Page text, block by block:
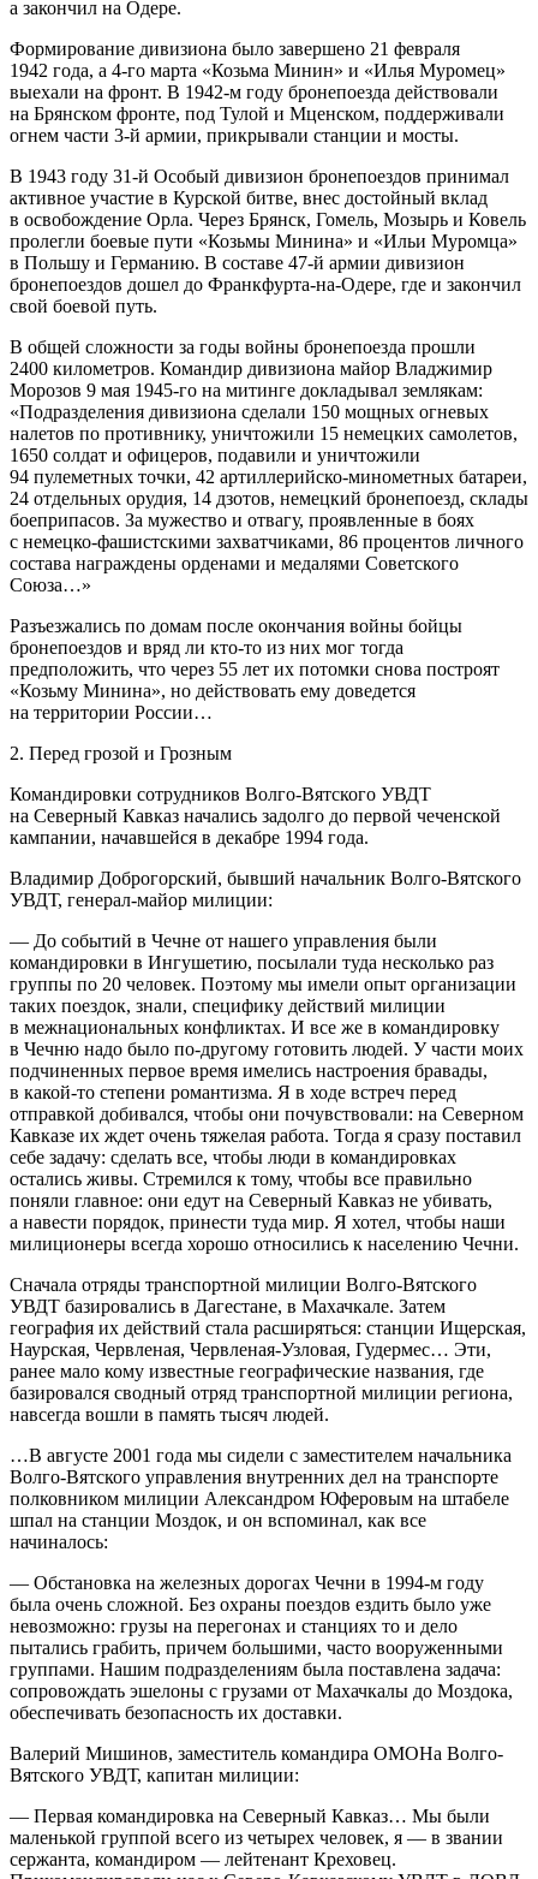
а закончил на Одере.
Формирование дивизиона было завершено 21 февраля
1942 года, а 4-го марта «Козьма Минин» и «Илья Муромец»
выехали на фронт. В 1942-м году бронепоезда действовали
на Брянском фронте, под Тулой и Мценском, поддерживали
огнем части 3-й армии, прикрывали станции и мосты.
В 1943 году 31-й Особый дивизион бронепоездов принимал
активное участие в Курской битве, внес достойный вклад
в освобождение Орла. Через Брянск, Гомель, Мозырь и Ковель
пролегли боевые пути «Козьмы Минина» и «Ильи Муромца»
в Польшу и Германию. В составе 47-й армии дивизион
бронепоездов дошел до Франкфурта-на-Одере, где и закончил
свой боевой путь.
В общей сложности за годы войны бронепоезда прошли
2400 километров. Командир дивизиона майор Владжимир
Морозов 9 мая 1945-го на митинге докладывал землякам:
«Подразделения дивизиона сделали 150 мощных огневых
налетов по противнику, уничтожили 15 немецких самолетов,
1650 солдат и офицеров, подавили и уничтожили
94 пулеметных точки, 42 артиллерийско-минометных батареи,
24 отдельных орудия, 14 дзотов, немецкий бронепоезд, склады
боеприпасов. За мужество и отвагу, проявленные в боях
с немецко-фашистскими захватчиками, 86 процентов личного
состава награждены орденами и медалями Советского
Союза…»
Разъезжались по домам после окончания войны бойцы
бронепоездов и вряд ли кто-то из них мог тогда
предположить, что через 55 лет их потомки снова построят
«Козьму Минина», но действовать ему доведется
на территории России…
2. Перед грозой и Грозным
Командировки сотрудников Волго-Вятского УВДТ
на Северный Кавказ начались задолго до первой чеченской
кампании, начавшейся в декабре 1994 года.
Владимир Доброгорский, бывший начальник Волго-Вятского
УВДТ, генерал-майор милиции:
— До событий в Чечне от нашего управления были
командировки в Ингушетию, посылали туда несколько раз
группы по 20 человек. Поэтому мы имели опыт организации
таких поездок, знали, специфику действий милиции
в межнациональных конфликтах. И все же в командировку
в Чечню надо было по-другому готовить людей. У части моих
подчиненных первое время имелись настроения бравады,
в какой-то степени романтизма. Я в ходе встреч перед
отправкой добивался, чтобы они почувствовали: на Северном
Кавказе их ждет очень тяжелая работа. Тогда я сразу поставил
себе задачу: сделать все, чтобы люди в командировках
остались живы. Стремился к тому, чтобы все правильно
поняли главное: они едут на Северный Кавказ не убивать,
а навести порядок, принести туда мир. Я хотел, чтобы наши
милиционеры всегда хорошо относились к населению Чечни.
Сначала отряды транспортной милиции Волго-Вятского
УВДТ базировались в Дагестане, в Махачкале. Затем
география их действий стала расширяться: станции Ищерская,
Наурская, Червленая, Червленая-Узловая, Гудермес… Эти,
ранее мало кому известные географические названия, где
базировался сводный отряд транспортной милиции региона,
навсегда вошли в память тысяч людей.
…В августе 2001 года мы сидели с заместителем начальника
Волго-Вятского управления внутренних дел на транспорте
полковником милиции Александром Юферовым на штабеле
шпал на станции Моздок, и он вспоминал, как все
начиналось:
— Обстановка на железных дорогах Чечни в 1994-м году
была очень сложной. Без охраны поездов ездить было уже
невозможно: грузы на перегонах и станциях то и дело
пытались грабить, причем большими, часто вооруженными
группами. Нашим подразделениям была поставлена задача:
сопровождать эшелоны с грузами от Махачкалы до Моздока,
обеспечивать безопасность их доставки.
Валерий Мишинов, заместитель командира ОМОНа Волго-
Вятского УВДТ, капитан милиции:
— Первая командировка на Северный Кавказ… Мы были
маленькой группой всего из четырех человек, я — в звании
сержанта, командиром — лейтенант Креховец.